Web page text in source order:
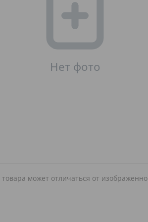
может отличаться от